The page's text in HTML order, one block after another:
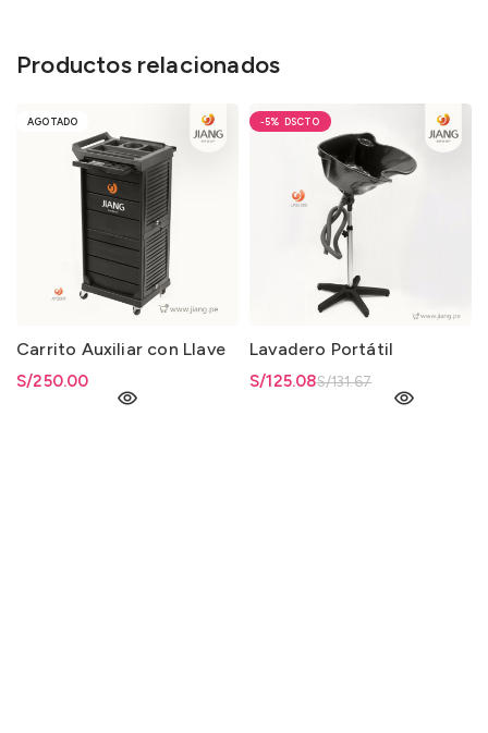
Productos relacionados
AGOTADO
Carrito Auxiliar con Llave
S/250.00
-5%
Lavadero Portátil
S/131.67
El precio original era:
S/125.08
El precio actual es: S/125.08.